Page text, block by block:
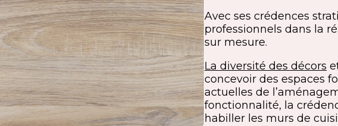
Avec ses crédences
professionnels dans la
sur mesure.
La diversité des décors
concevoir des espaces
actuelles de
fonctionnalité, la
habiller les murs de